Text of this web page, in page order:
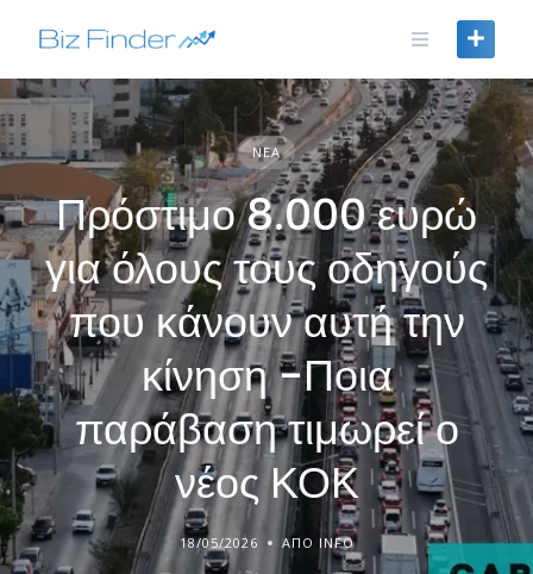
ΝΈΑ
Πρόστιμο 8.000 ευρώ
για όλους τους οδηγούς
που κάνουν αυτή την
κίνηση -Ποια
παράβαση τιμωρεί ο
νέος ΚΟΚ
18/05/2026 ΑΠΌ INFO